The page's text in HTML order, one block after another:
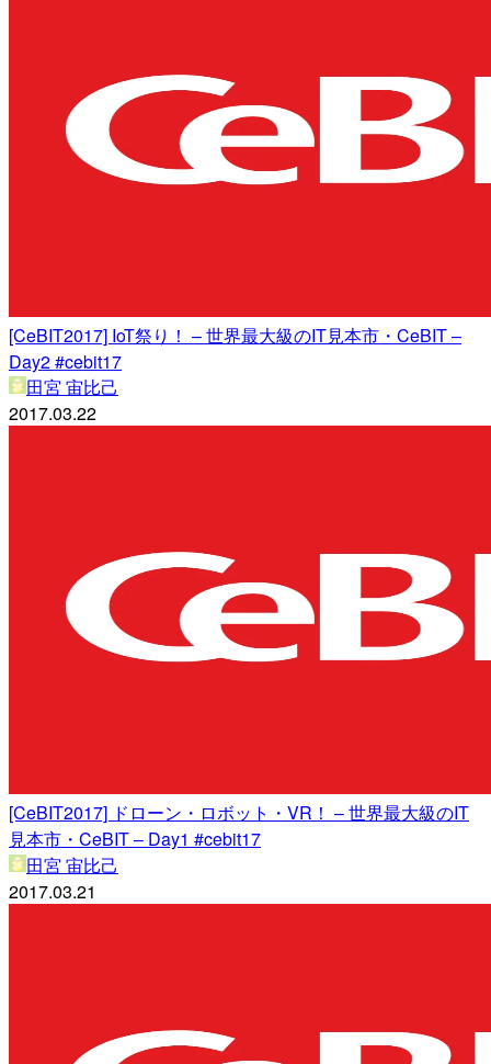
[CeBIT2017] IoT祭り！ – 世界最大級のIT見本市・CeBIT –
Day2 #cebit17
田宮 宙比己
2017.03.22
[CeBIT2017] ドローン・ロボット・VR！ – 世界最大級のIT
見本市・CeBIT – Day1 #cebit17
田宮 宙比己
2017.03.21